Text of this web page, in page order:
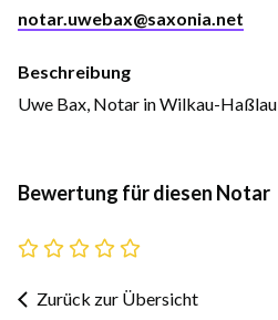
notar.uwebax@saxonia.net
Beschreibung
Uwe Bax, Notar in Wilkau-Haßlau
Bewertung für diesen Notar
Zurück zur Übersicht